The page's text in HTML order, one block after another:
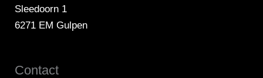
Sleedoorn 1
6271 EM Gulpen
Contact